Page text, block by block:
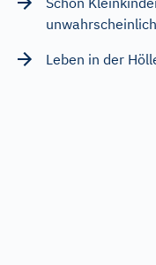
Leben in der